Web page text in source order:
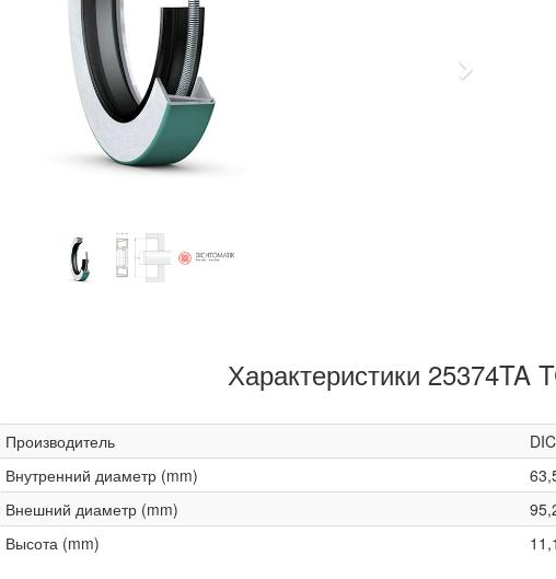
Next
Характеристики 25374TA
Производитель
Внутренний диаметр (mm)
Внешний диаметр (mm)
Высота (mm)